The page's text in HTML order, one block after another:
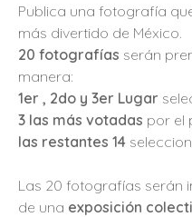
Publica una fotografía
más divertido de México.
20 fotografías serán
manera:
1er , 2do y 3er Lugar
3 las más votadas por el
las restantes 14
Las 20 fotografías serán
de una exposición